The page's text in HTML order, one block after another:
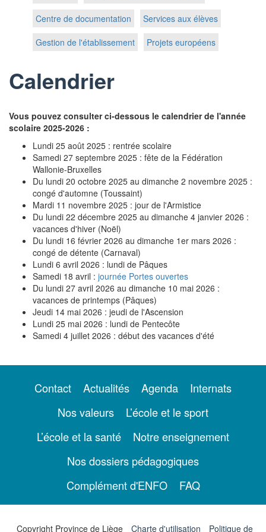
Centre de documentation
Services aux élèves
Gestion de l'établissement
Projets européens
Calendrier
Vous pouvez consulter ci-dessous le calendrier de l'année
scolaire 2025-2026 :
Lundi 25 août 2025 : rentrée scolaire
Samedi 27 septembre 2025 : fête de la Fédération
Wallonie-Bruxelles
Du lundi 20 octobre 2025 au dimanche 2 novembre 2025 :
congé d'automne (Toussaint)
Mardi 11 novembre 2025 : jour de l'Armistice
Du lundi 22 décembre 2025 au dimanche 4 janvier 2026 :
vacances d'hiver (Noël)
Du lundi 16 février 2026 au dimanche 1er mars 2026 :
congé de détente (Carnaval)
Lundi 6 avril 2026 : lundi de Pâques
Samedi 18 avril : journée Portes ouvertes
Du lundi 27 avril 2026 au dimanche 10 mai 2026 :
vacances de printemps (Pâques)
Jeudi 14 mai 2026 : jeudi de l'Ascension
Lundi 25 mai 2026 : lundi de Pentecôte
Samedi 4 juillet 2026 : début des vacances d'été
Contact Actualités Agenda
Internats
Nos valeurs
L’école et le sport
L’école et la santé
Notre enseignement
Nos dossiers pédagogiques
Complément d'ENFO
FAQ
Copyright Province de Liège Charte d'utilisation Politique de